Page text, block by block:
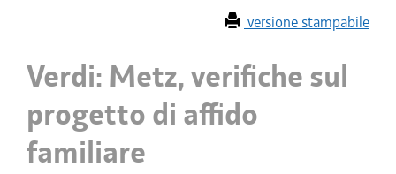
versione stampabile
Verdi: Metz, verifiche sul
progetto di affido
familiare